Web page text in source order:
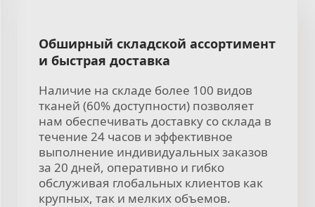
Обширный складской ассортимент
и быстрая доставка
Наличие на складе более 100 видов
тканей (60% доступности) позволяет
нам обеспечивать доставку со склада в
течение 24 часов и эффективное
выполнение индивидуальных заказов
за 20 дней, оперативно и гибко
обслуживая глобальных клиентов как
крупных, так и мелких объемов.